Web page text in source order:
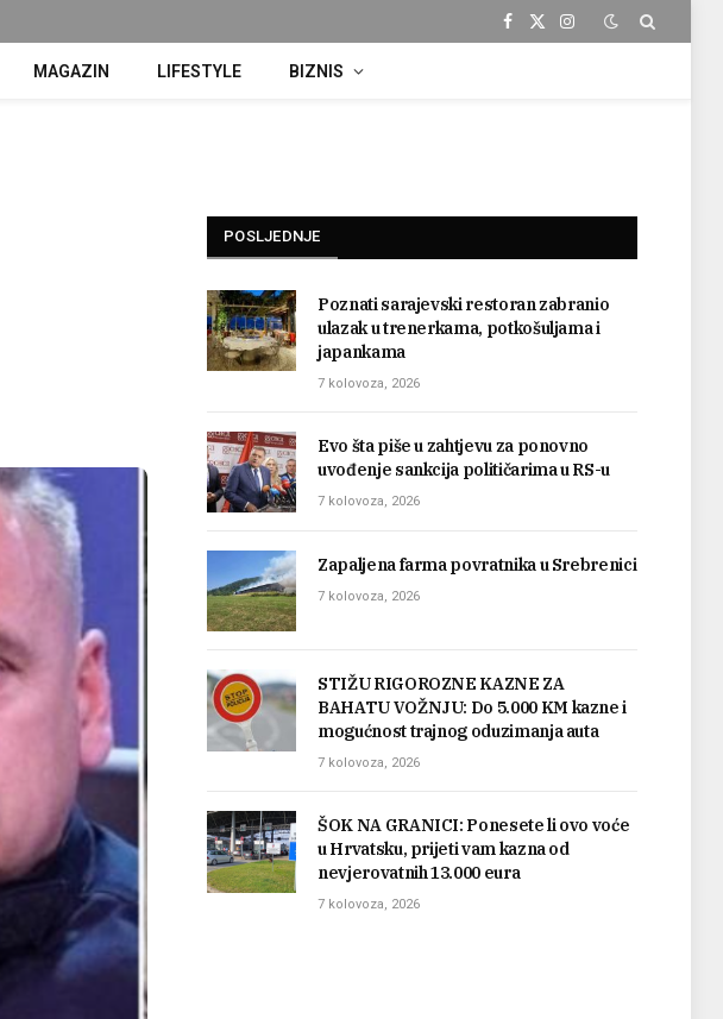
Facebook
X
Instagram
MAGAZIN LIFESTYLE BIZNIS
POSLJEDNJE
Poznati sarajevski restoran zabranio
ulazak u trenerkama, potkošuljama i
japankama
7 kolovoza, 2026
Evo šta piše u zahtjevu za ponovno
uvođenje sankcija političarima u RS-u
7 kolovoza, 2026
Zapaljena farma povratnika u Srebrenici
7 kolovoza, 2026
STIŽU RIGOROZNE KAZNE ZA
BAHATU VOŽNJU: Do 5.000 KM kazne i
mogućnost trajnog oduzimanja auta
7 kolovoza, 2026
ŠOK NA GRANICI: Ponesete li ovo voće
u Hrvatsku, prijeti vam kazna od
nevjerovatnih 13.000 eura
7 kolovoza, 2026